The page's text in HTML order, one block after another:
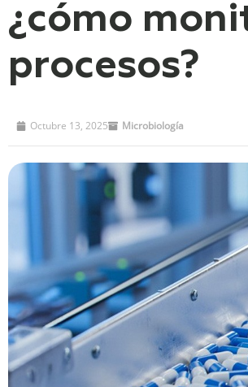
¿cómo
procesos?
Octubre 13, 2025 Microbiología